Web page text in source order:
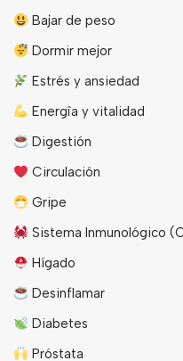
Bajar de peso
Dormir mejor
Estrés y ansiedad
Energîa y vitalidad
Digestión
Circulación
Gripe
Sistema Inmunológico
Hígado
Desinflamar
Diabetes
Próstata